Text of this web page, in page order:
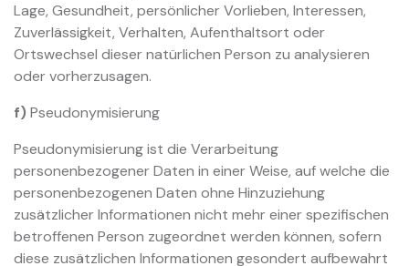
Lage, Gesundheit, persönlicher Vorlieben, Interessen,
Zuverlässigkeit, Verhalten, Aufenthaltsort oder
Ortswechsel dieser natürlichen Person zu analysieren
oder vorherzusagen.
f)Pseudonymisierung
Pseudonymisierung ist die Verarbeitung
personenbezogener Daten in einer Weise, auf welche die
personenbezogenen Daten ohne Hinzuziehung
zusätzlicher Informationen nicht mehr einer spezifischen
betroffenen Person zugeordnet werden können, sofern
diese zusätzlichen Informationen gesondert aufbewahrt